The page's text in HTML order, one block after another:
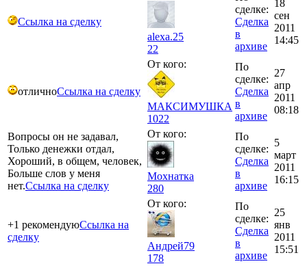
Ссылка на сделку
alexa.25
22
сделке:
Сделка
в
архиве
18
сен
2011
14:45
отличноСсылка на сделку
От кого:
МАКСИМУШКА
1022
По
сделке:
Сделка
в
архиве
27
апр
2011
08:18
Вопросы он не задавал,
Только денежки отдал,
Хороший, в общем, человек,
Больше слов у меня
нет.Ссылка на сделку
От кого:
Мохнатка
280
По
сделке:
Сделка
в
архиве
5
март
2011
16:15
+1 рекомендуюСсылка на
сделку
От кого:
Андрей79
178
По
сделке:
Сделка
в
архиве
25
янв
2011
15:51